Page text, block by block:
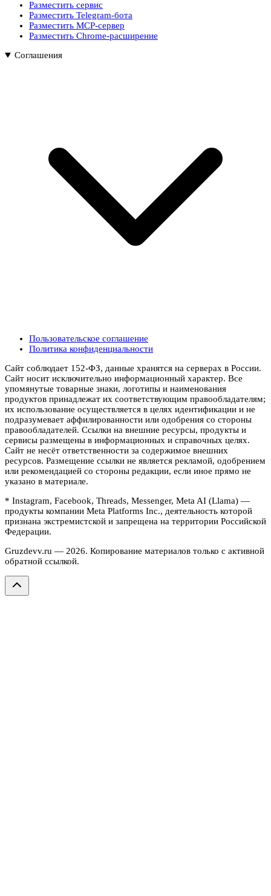
Разместить сервис
Разместить Telegram-бота
Разместить MCP-сервер
Разместить Chrome-расширение
Соглашения
Пользовательское соглашение
Политика конфиденциальности
Сайт соблюдает 152-ФЗ, данные хранятся на серверах в России.
Сайт носит исключительно информационный характер. Все
упомянутые товарные знаки, логотипы и наименования
продуктов принадлежат их соответствующим правообладателям;
их использование осуществляется в целях идентификации и не
подразумевает аффилированности или одобрения со стороны
правообладателей. Ссылки на внешние ресурсы, продукты и
сервисы размещены в информационных и справочных целях.
Сайт не несёт ответственности за содержимое внешних
ресурсов. Размещение ссылки не является рекламой, одобрением
или рекомендацией со стороны редакции, если иное прямо не
указано в материале.
* Instagram, Facebook, Threads, Messenger, Meta AI (Llama) —
продукты компании Meta Platforms Inc., деятельность которой
признана экстремистской и запрещена на территории Российской
Федерации.
Gruzdevv.ru — 2026. Копирование материалов только с активной
обратной ссылкой.